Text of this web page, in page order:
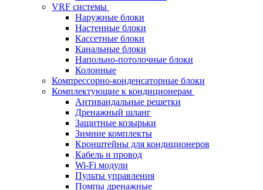
VRF системы
Наружные блоки
Настенные блоки
Кассетные блоки
Канальные блоки
Напольно-потолочные блоки
Колонные
Компрессорно-конденсаторные блоки
Комплектующие к кондиционерам
Антивандальные решетки
Дренажный шланг
Защитные козырьки
Зимние комплекты
Кронштейны для кондиционеров
Кабель и провод
Wi-Fi модули
Пульты управления
Помпы дренажные